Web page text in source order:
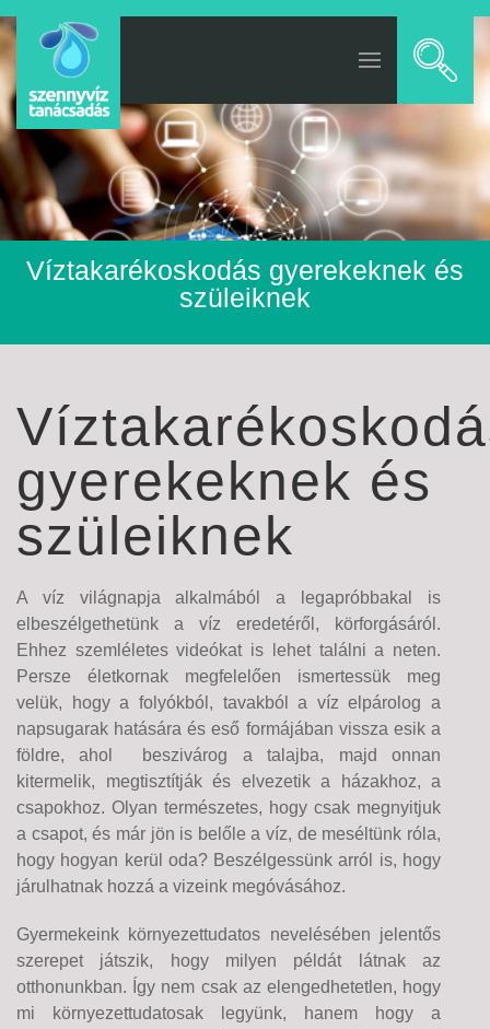
Víztakarékoskodás gyerekeknek és
szüleiknek
gyerekeknek és
szüleiknek
A víz világnapja alkalmából a legapróbbakal is
elbeszélgethetünk a víz eredetéről, körforgásáról.
Ehhez szemléletes videókat is lehet találni a neten.
Persze életkornak megfelelően ismertessük meg
velük, hogy a folyókból, tavakból a víz elpárolog a
napsugarak hatására és eső formájában vissza esik a
földre, ahol
beszivárog a talajba, majd onnan
kitermelik, megtisztítják és elvezetik a házakhoz, a
csapokhoz. Olyan természetes, hogy csak megnyitjuk
a csapot, és már jön is belőle a víz, de meséltünk róla,
hogy hogyan kerül oda? Beszélgessünk arról is, hogy
járulhatnak hozzá a vizeink megóvásához.
Gyermekeink környezettudatos nevelésében jelentős
szerepet játszik, hogy milyen példát látnak az
otthonunkban. Így nem csak az elengedhetetlen, hogy
mi környezettudatosak legyünk, hanem hogy a